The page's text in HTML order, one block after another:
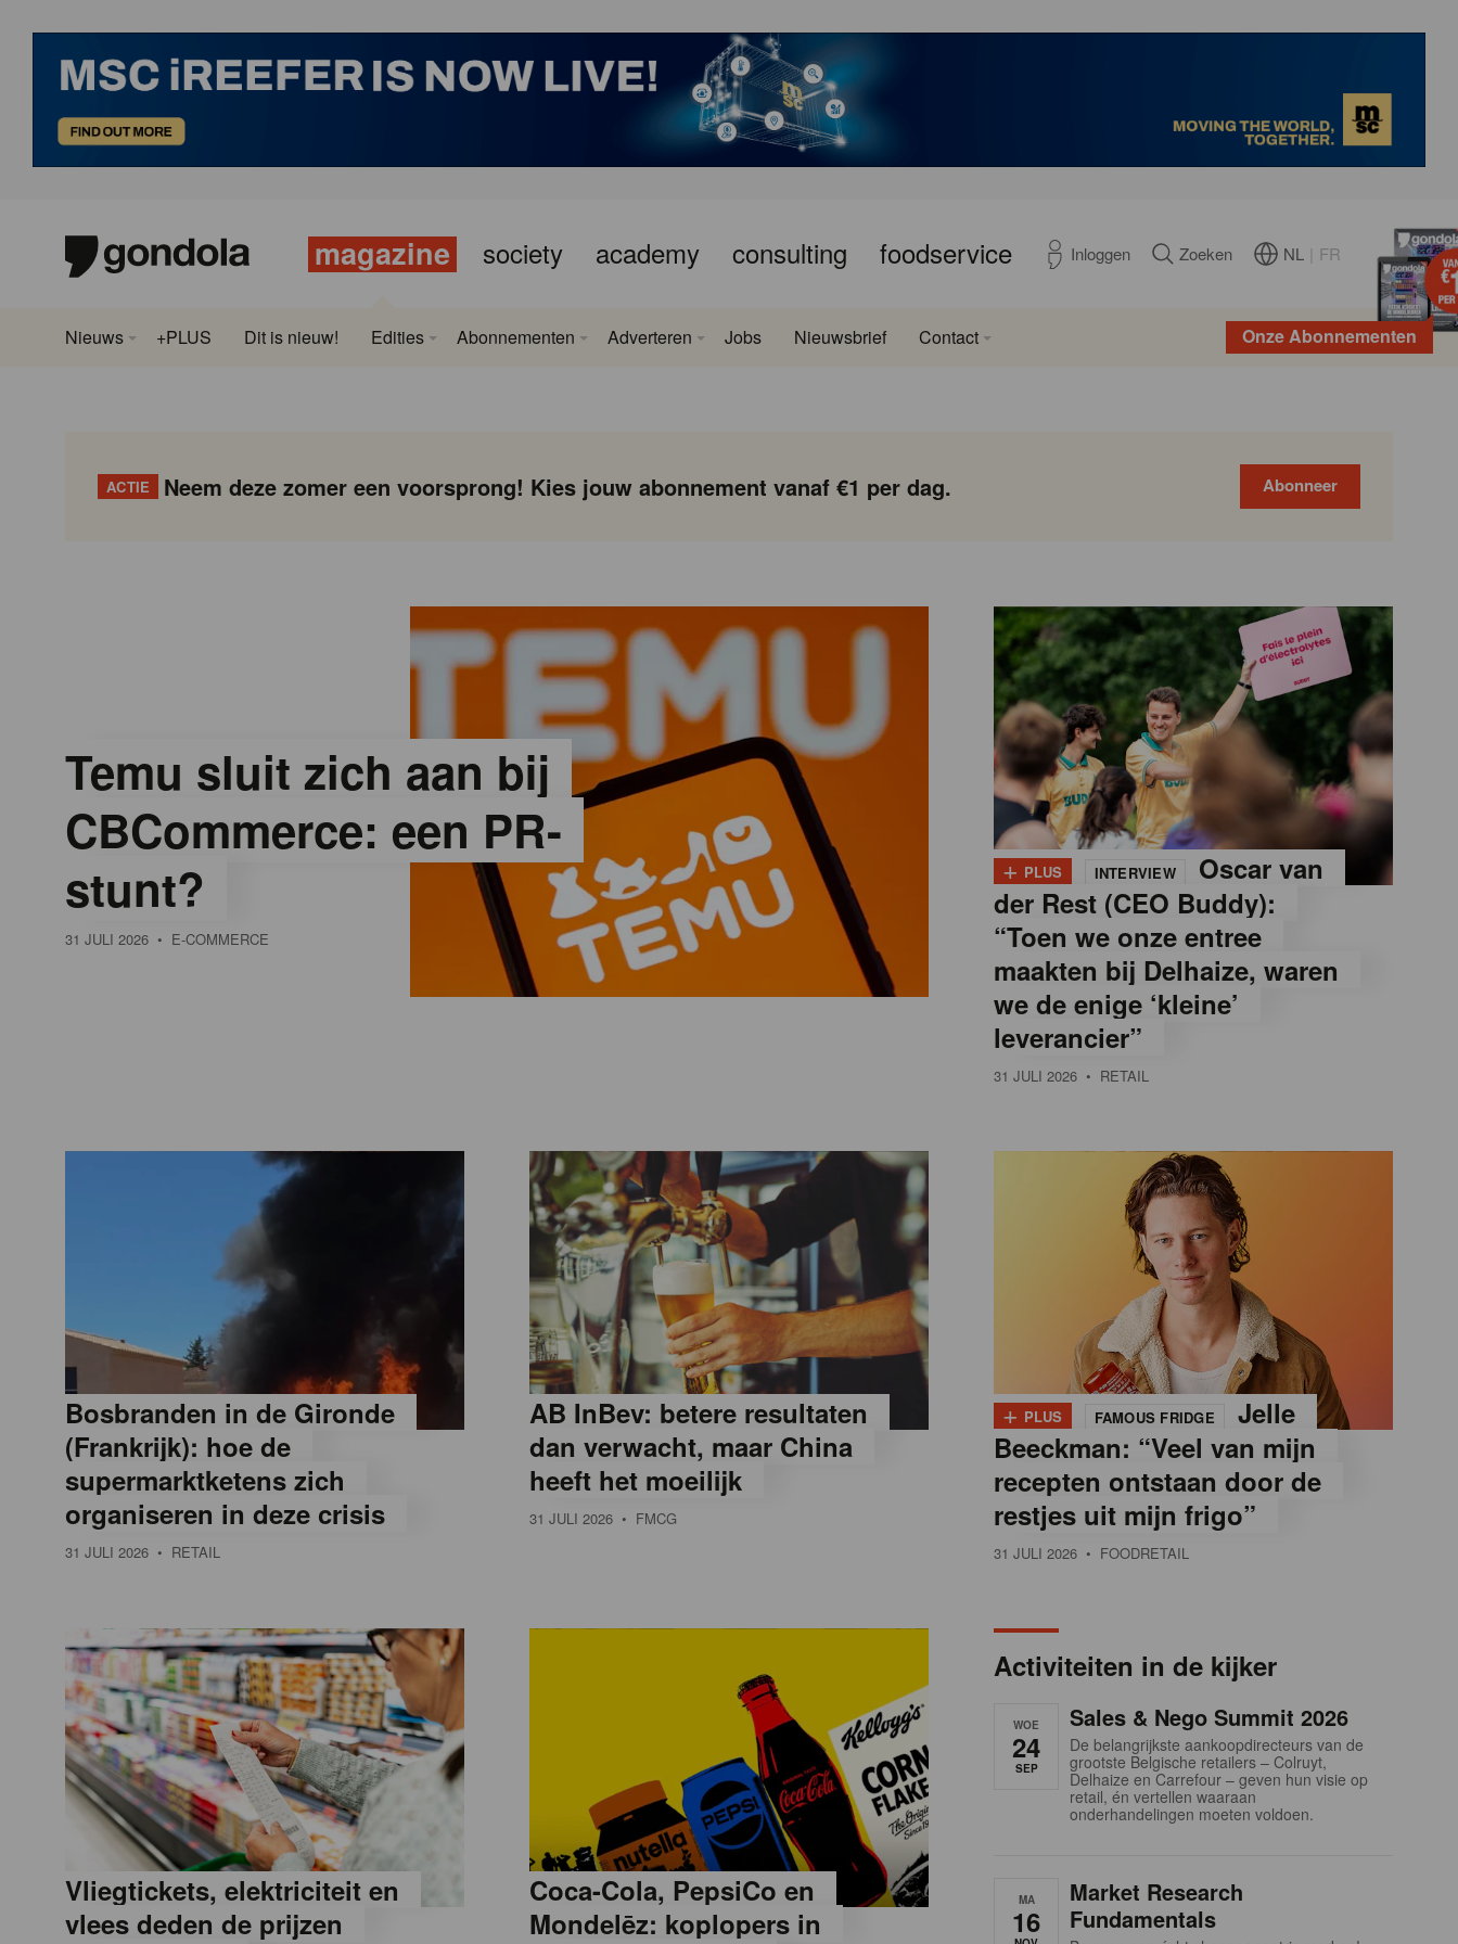
magazine society academy consulting foodservice Inloggen Zoeken NL FR
Onze Abonnementen
Nieuws +PLUS Dit is nieuw! Edities Abonnementen Adverteren Jobs Nieuwsbrief Contact
ACTIE Neem deze zomer een voorsprong! Kies jouw abonnement vanaf €1 per dag. Abonneer
Temu sluit zich aan bij
CBCommerce: een PR-
stunt?
31 JULI 2026 • E-COMMERCE
+ PLUS INTERVIEW
Oscar van
der Rest (CEO Buddy):
“Toen we onze entree
maakten bij Delhaize, waren
we de enige ‘kleine’
leverancier”
31 JULI 2026 • RETAIL
Bosbranden in de Gironde
(Frankrijk): hoe de
supermarktketens zich
organiseren in deze crisis
31 JULI 2026 • RETAIL
AB InBev: betere resultaten
dan verwacht, maar China
heeft het moeilijk
31 JULI 2026 • FMCG
+ PLUS FAMOUS FRIDGE
Jelle
Beeckman: “Veel van mijn
recepten ontstaan door de
restjes uit mijn frigo”
31 JULI 2026 • FOODRETAIL
Vliegtickets, elektriciteit en
vlees deden de prijzen
Coca-Cola, PepsiCo en
Mondelēz: koplopers in
Activiteiten in de kijker
WOE
24
SEP
Sales & Nego Summit 2026
De belangrijkste aankoopdirecteurs van de
grootste Belgische retailers – Colruyt,
Delhaize en Carrefour – geven hun visie op
retail, én vertellen waaraan
onderhandelingen moeten voldoen.
MA
16
Market Research
Fundamentals